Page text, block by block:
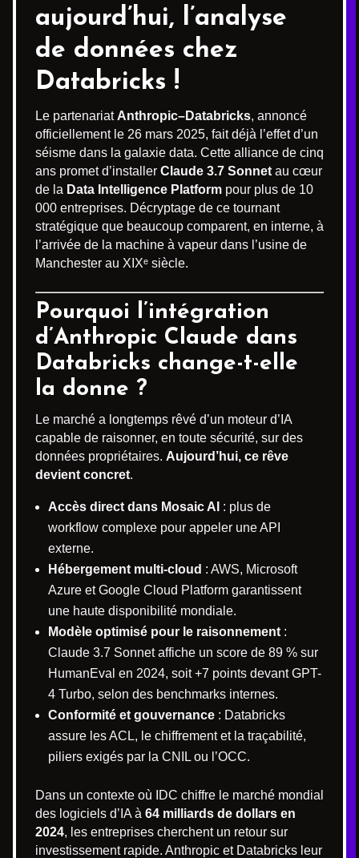
aujourd’hui, l’analyse
de données chez
Databricks !
Le partenariat Anthropic–Databricks, annoncé
officiellement le 26 mars 2025, fait déjà l’effet d’un
séisme dans la galaxie data. Cette alliance de cinq
ans promet d’installer Claude 3.7 Sonnet au cœur
de la Data Intelligence Platform pour plus de 10
000 entreprises. Décryptage de ce tournant
stratégique que beaucoup comparent, en interne, à
l’arrivée de la machine à vapeur dans l’usine de
Manchester au XIXᵉ siècle.
Pourquoi l’intégration
d’Anthropic Claude dans
Databricks change-t-elle
la donne ?
Le marché a longtemps rêvé d’un moteur d’IA
capable de raisonner, en toute sécurité, sur des
données propriétaires. Aujourd’hui, ce rêve
devient concret.
Accès direct dans Mosaic AI : plus de
workflow complexe pour appeler une API
externe.
Hébergement multi-cloud : AWS, Microsoft
Azure et Google Cloud Platform garantissent
une haute disponibilité mondiale.
Modèle optimisé pour le raisonnement :
Claude 3.7 Sonnet affiche un score de 89 % sur
HumanEval en 2024, soit +7 points devant GPT-
4 Turbo, selon des benchmarks internes.
Conformité et gouvernance : Databricks
assure les ACL, le chiffrement et la traçabilité,
piliers exigés par la CNIL ou l’OCC.
Dans un contexte où IDC chiffre le marché mondial
des logiciels d’IA à 64 milliards de dollars en
2024, les entreprises cherchent un retour sur
investissement rapide. Anthropic et Databricks leur